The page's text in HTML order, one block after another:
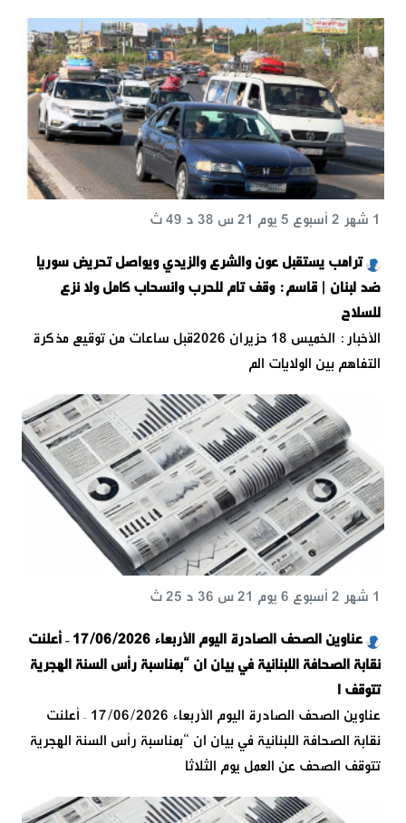
ترامب يستقبل عون والشرع والزيدي ويواصل تحريض سوريا
ضد لبنان | قاسم: وقف تام للحرب وانسحاب كامل ولا نزع
للسلاح
1 شهر 2 أسبوع 5 يوم 21 س 38 د 49 ث
الأخبار: الخميس 18 حزيران 2026قبل ساعات من توقيع مذكرة
التفاهم بين الولايات الم
عناوين الصحف الصادرة اليوم الأربعاء 17/06/2026 – أعلنت
نقابة الصحافة اللبنانية في بيان ان “بمناسبة رأس السنة الهجرية
تتوقف ا
1 شهر 2 أسبوع 6 يوم 21 س 36 د 25 ث
عناوين الصحف الصادرة اليوم الأربعاء 17/06/2026 – أعلنت
نقابة الصحافة اللبنانية في بيان ان “بمناسبة رأس السنة الهجرية
تتوقف الصحف عن العمل يوم الثلاثا